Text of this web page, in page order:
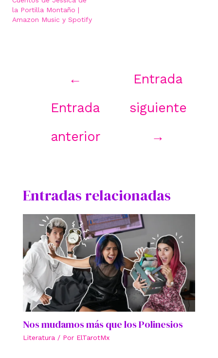
la Portilla Montaño |
Amazon Music y Spotify
←
Entrada
anterior
Entrada
siguiente
→
Entradas relacionadas
Nos mudamos más que los Polinesios
Literatura / Por ElTarotMx